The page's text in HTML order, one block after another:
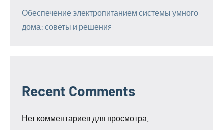
Обеспечение электропитанием системы умного
дома: советы и решения
Recent Comments
Нет комментариев для просмотра.